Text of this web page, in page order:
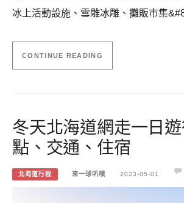
冰上活動設施、雪雕冰雕、攤販市集
CONTINUE READING
冬天北海道網走一日
點、交通、住宿
北海道行程 來一球叭噗 2023-05-01